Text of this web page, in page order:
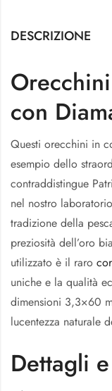
DESCRIZIONE
con
Questi orecchini in
esempio dello
contraddistingue
nel nostro
tradizione della
preziosità dell’oro
utilizzato è il raro
uniche e la qualità
dimensioni 3,3×60
lucentezza naturale
Dettagli